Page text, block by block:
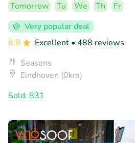
Tomorrow Tu We Th
Fr
Very popular deal
8.9
Excellent • 488 reviews
Seasons
Eindhoven (0km)
Sold: 831